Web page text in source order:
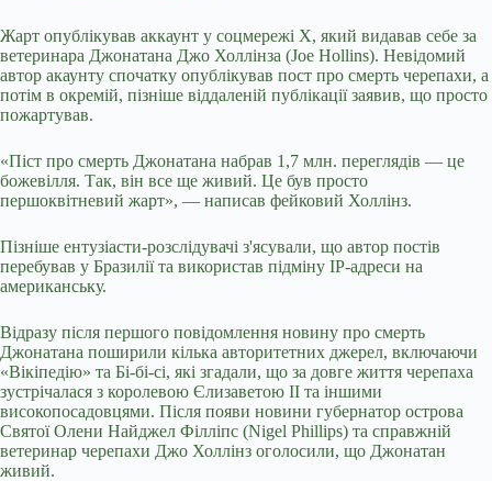
Жарт опублікував аккаунт у соцмережі Х, який видавав себе за
ветеринара Джонатана Джо Холлінза (Joe Hollins). Невідомий
автор акаунту спочатку опублікував пост про смерть черепахи, а
потім в окремій, пізніше віддаленій публікації заявив, що просто
пожартував.
«Піст про смерть Джонатана набрав 1,7 млн. переглядів — це
божевілля. Так, він все ще живий. Це був просто
першоквітневий жарт», — написав фейковий Холлінз.
Пізніше ентузіасти-розслідувачі з'ясували, що автор постів
перебував у Бразилії та використав підміну IP-адреси на
американську.
Відразу після першого повідомлення новину про смерть
Джонатана поширили кілька авторитетних джерел, включаючи
«Вікіпедію» та Бі-бі-сі, які згадали, що за довге життя черепаха
зустрічалася з королевою Єлизаветою II та іншими
високопосадовцями. Після появи новини губернатор острова
Святої Олени Найджел Філліпс (Nigel Phillips) та справжній
ветеринар черепахи Джо Холлінз оголосили, що Джонатан
живий.